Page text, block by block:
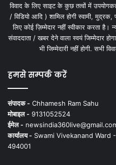
विवाद के लिए साइट के कुछ तत्वों में
/ विडियो आदि ) शामिल होगी स्वामी,
लिए कोई ज़िम्मेदार नहीं स्वीकार करता है।
संवाददाता / खबर देने वाला स्वयं जिम्मेदार
भी जिम्मेदारी नहीं होगी. सभी
हमसे सम्पर्क करें
संपादक - Chhamesh Ram Sahu
मोबाइल - 9131052524
ईमेल -
कार्यालय - Swami Vivekanand Ward
494001